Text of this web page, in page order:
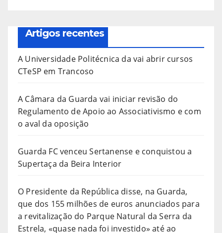
Artigos recentes
A Universidade Politécnica da vai abrir cursos
CTeSP em Trancoso
A Câmara da Guarda vai iniciar revisão do
Regulamento de Apoio ao Associativismo e com
o aval da oposição
Guarda FC venceu Sertanense e conquistou a
Supertaça da Beira Interior
O Presidente da República disse, na Guarda,
que dos 155 milhões de euros anunciados para
a revitalização do Parque Natural da Serra da
Estrela, «quase nada foi investido» até ao